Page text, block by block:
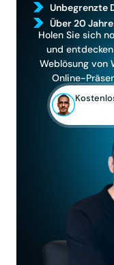
Unbegrenzte
Über 20
Holen Sie sich
und
Weblösung von
Online-